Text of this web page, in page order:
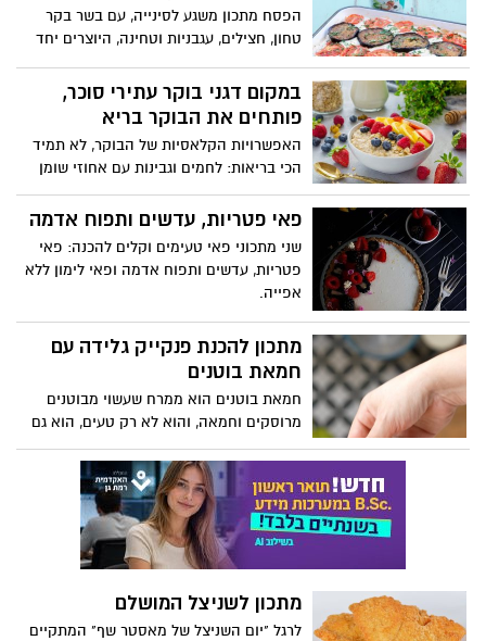
הפסח מתכון משגע לסינייה, עם בשר בקר
טחון, חצילים, עגבניות וטחינה, היוצרים יחד
הטחינה בשילוב הבשר ובתיבול העלים
הירוקים הופכים את המנה למנצחת וטעימה.
מתאים להגשה כמנה עיקרית בסעודת החג
החגיגית להנאת כל המשפחה.
במקום דגני בוקר עתירי סוכר,
פותחים את הבוקר בריא
האפשרויות הקלאסיות של הבוקר, לא תמיד
הכי בריאות: לחמים וגבינות עם אחוזי שומן
גבוהים, דגני בוקר או מאפים מתוקים – כל
אלו לגמרי משדרגים את ארוחת הבוקר
האידיאלית עבור הגוף שלנו. השאלה אם
טעים וגם בריא, זה בכלל אפשרי? בואו לשפוט
שיבולת שועל, טופו לבנה ונהנים מזה, ולא
פחות חשוב מוס שוקולד – אבל בריא!
המתכונים באדיבות רויטל אדמוני, מחברת
תוכנית הלימודים "אוכלים בריא" עבור משרד
החינוך ומורה לחינוך תזונתי בבתי ספר
פאי פטריות, עדשים ותפוח אדמה
שני מתכוני פאי טעימים וקלים להכנה: פאי
פטריות, עדשים ותפוח אדמה ופאי לימון ללא
אפייה.
מתכון להכנת פנקייק גלידה עם
חמאת בוטנים
חמאת בוטנים הוא ממרח שעשוי מבוטנים
מרוסקים וחמאה, והוא לא רק טעים, הוא גם
מלא ביתרונות וסגולות למיניהן. בן & ג'ריס
מציע מתכון לגלידת חמאת בוטנים עם חתיכות
חמאת בוטנים מצופות פאדג' – פינט באטר
קאפ
מתכון לשניצל המושלם
לרגל "יום השניצל של מאסטר שף" המתקיים